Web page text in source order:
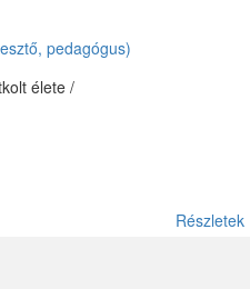
pedagógus)
élete /
Részletek